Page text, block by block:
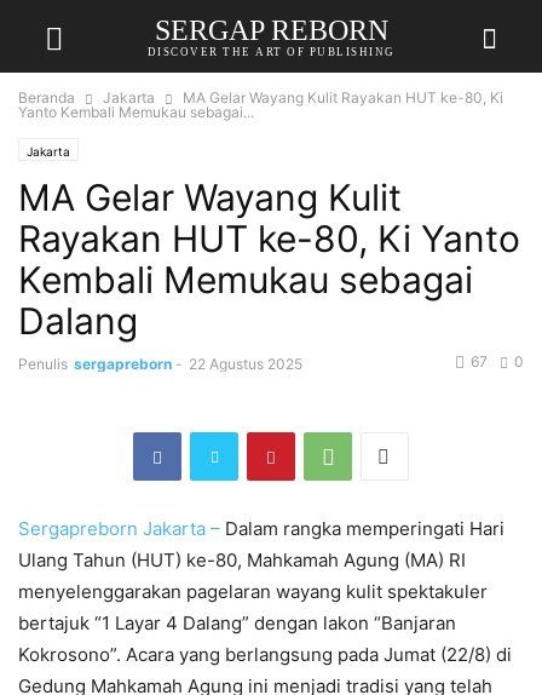
SERGAP REBORN
DISCOVER THE ART OF PUBLISHING
Beranda Jakarta
MA Gelar Wayang Kulit Rayakan HUT ke-80, Ki
Yanto Kembali Memukau sebagai...
Jakarta
MA Gelar Wayang Kulit
Rayakan HUT ke-80, Ki Yanto
Kembali Memukau sebagai
Dalang
Penulis sergapreborn - 22 Agustus 2025 0
67
Sergapreborn Jakarta – Dalam rangka memperingati Hari
Ulang Tahun (HUT) ke-80, Mahkamah Agung (MA) RI
menyelenggarakan pagelaran wayang kulit spektakuler
bertajuk “1 Layar 4 Dalang” dengan lakon “Banjaran
Kokrosono”. Acara yang berlangsung pada Jumat (22/8) di
Gedung Mahkamah Agung ini menjadi tradisi yang telah